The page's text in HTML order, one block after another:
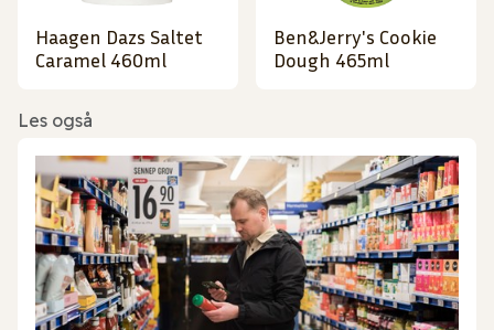
Haagen Dazs Saltet
Caramel 460ml
Ben&Jerry's Cookie
Dough 465ml
Les også